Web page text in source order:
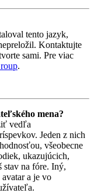
tento jazyk,
Kontaktujte
sami. Pre viac
.
mena?
vedľa
Jeden z nich
všeobecne
ukazujúcich,
stav na fóre. Iný,
a je vo